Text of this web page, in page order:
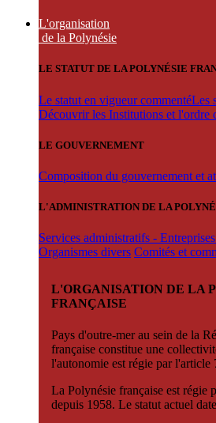
L'organisation
de la Polynésie
LE STATUT DE LA POLYNÉSIE
Le statut en vigueur commentéLes
Découvrir les Institutions et l'ordre
LE GOUVERNEMENT
Composition du gouvernement et
L'ADMINISTRATION DE LA
Services administratifs -
Organismes divers Comités et
L'ORGANISATION DE LA
FRANÇAISE
Pays d'outre-mer au sein de la
française constitue une
l'autonomie est régie par l'article
La Polynésie française est régie
depuis 1958. Le statut actuel